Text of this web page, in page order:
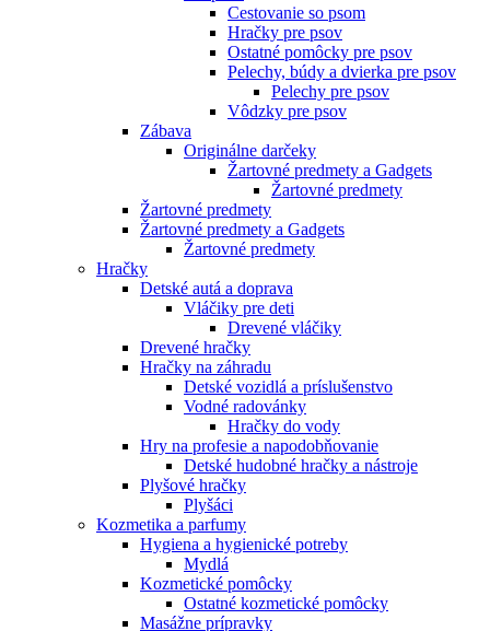
Cestovanie so psom
Hračky pre psov
Ostatné pomôcky pre psov
Pelechy, búdy a dvierka pre psov
Pelechy pre psov
Vôdzky pre psov
Zábava
Originálne darčeky
Žartovné predmety a Gadgets
Žartovné predmety
Žartovné predmety
Žartovné predmety a Gadgets
Žartovné predmety
Hračky
Detské autá a doprava
Vláčiky pre deti
Drevené vláčiky
Drevené hračky
Hračky na záhradu
Detské vozidlá a príslušenstvo
Vodné radovánky
Hračky do vody
Hry na profesie a napodobňovanie
Detské hudobné hračky a nástroje
Plyšové hračky
Plyšáci
Kozmetika a parfumy
Hygiena a hygienické potreby
Mydlá
Kozmetické pomôcky
Ostatné kozmetické pomôcky
Masážne prípravky